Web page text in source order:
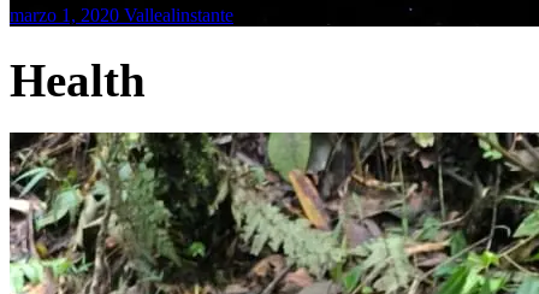
marzo 1, 2020 Vallealinstante
Health